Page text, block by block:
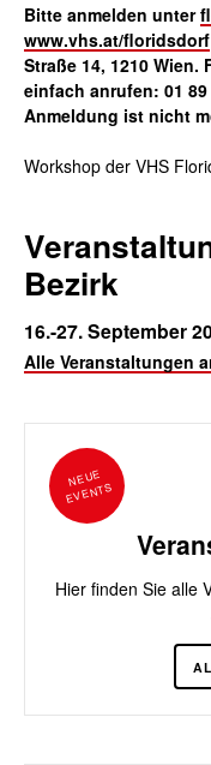
Bitte anmelden unter
www.vhs.at/floridsdorf
Straße 14, 1210 Wien.
einfach anrufen: 01
Anmeldung ist nicht
Workshop der VHS
Bezirk
16.-27. September
Alle Veranstaltungen
Hier finden Sie alle
NEUE
EVENTS